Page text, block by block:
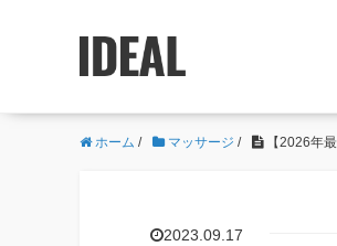
ホーム / マッサージ / 【2026年
2023.09.17